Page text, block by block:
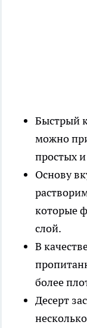
Быстрый
можно
простых
Основу
которые
слой.
В
более
Десерт